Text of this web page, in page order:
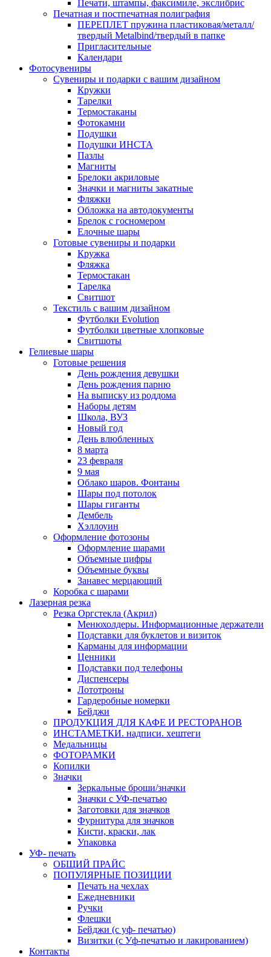
Печати, штампы, факсимиле, экслибрис
Печатная и постпечатная полиграфия
ПЕРЕПЛЕТ пружина пластиковая/металл/
твердый Metalbind/твердый в папке
Пригласительные
Календари
Фотосувениры
Сувениры и подарки с вашим дизайном
Кружки
Тарелки
Термостаканы
Фотокамни
Подушки
Подушки ИНСТА
Пазлы
Магниты
Брелоки акриловые
Значки и магниты закатные
Фляжки
Обложка на автодокументы
Брелок с госномером
Елочные шары
Готовые сувениры и подарки
Кружка
Фляжка
Термостакан
Тарелка
Свитшот
Текстиль с вашим дизайном
Футболки Evolution
Футболки цветные хлопковые
Свитшоты
Гелиевые шары
Готовые решения
День рождения девушки
День рождения парню
На выписку из роддома
Наборы детям
Школа, ВУЗ
Новый год
День влюбленных
8 марта
23 февраля
9 мая
Облако шаров. Фонтаны
Шары под потолок
Шары гиганты
Дембель
Хэллоуин
Оформление фотозоны
Оформление шарами
Объемные цифры
Объемные буквы
Занавес мерцающий
Коробка с шарами
Лазерная резка
Резка Оргстекла (Акрил)
Менюхолдеры. Информационные держатели
Подставки для буклетов и визиток
Карманы для информации
Ценники
Подставки под телефоны
Диспенсеры
Лототроны
Гардеробные номерки
Бейджи
ПРОДУКЦИЯ ДЛЯ КАФЕ И РЕСТОРАНОВ
ИНСТАМЕТКИ. надписи. хештеги
Медальницы
ФОТОРАМКИ
Копилки
Значки
Зеркальные броши/значки
Значки с УФ-печатью
Заготовки для значков
Фурнитура для значков
Кисти, краски, лак
Упаковка
УФ- печать
ОБЩИЙ ПРАЙС
ПОПУЛЯРНЫЕ ПОЗИЦИИ
Печать на чехлах
Ежедневники
Ручки
Флешки
Бейджи (с уф- печатью)
Визитки (с Уф-печатью и лакированием)
Контакты